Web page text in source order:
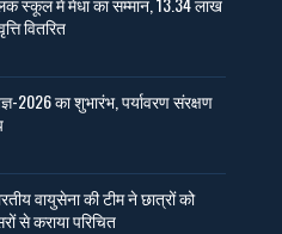
वितरित
2026 का शुभारंभ, पर्यावरण संरक्षण
वायुसेना की टीम ने छात्रों को
से कराया परिचित